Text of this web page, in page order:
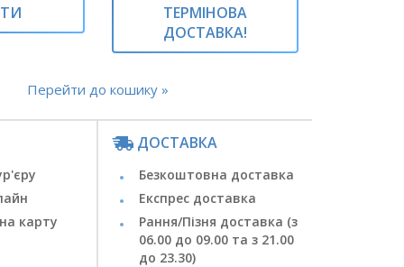
ТЕРМІНОВА
ДОСТАВКА!
Перейти до кошику »
карту
ДОСТАВКА
Безкоштовна доставка
Експрес доставка
Рання/Пізня доставка (з
06.00 до 09.00 та з 21.00
до 23.30)